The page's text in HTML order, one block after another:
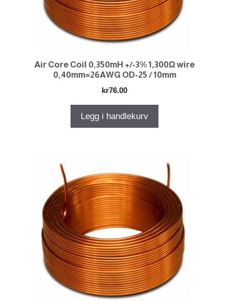
Air Core Coil 0,350mH +/-3% 1,300Ω wire
0,40mm=26AWG OD-25 / 10mm
kr76.00
Legg i handlekurv